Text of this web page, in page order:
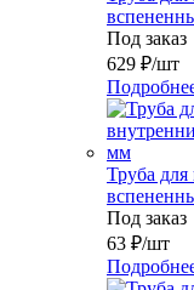
Под заказ
629 ₽/шт
Труба
Под заказ
63 ₽/шт